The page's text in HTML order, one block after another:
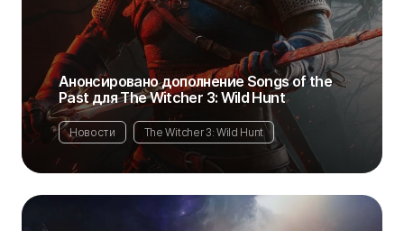
Анонсировано дополнение Songs of the
Past для The Witcher 3: Wild Hunt
Новости The Witcher 3: Wild Hunt